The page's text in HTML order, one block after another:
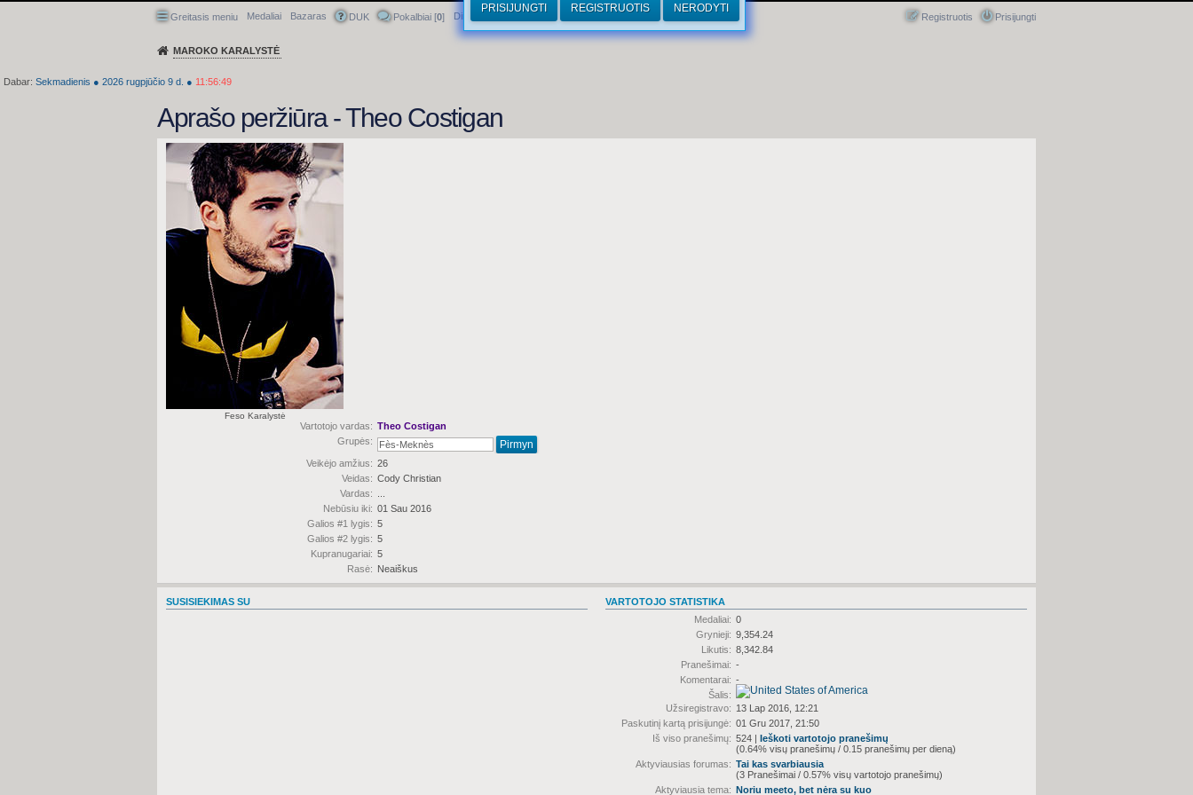
Greitasis meniu Medaliai Bazaras DUK Pokalbiai [0] Dirhamai Prisijungti
Registruotis
MAROKO KARALYSTĖ
Dabar: Sekmadienis ● 2026 rugpjūčio 9 d. ● 11:56:50
PRISIJUNGTI REGISTRUOTIS NERODYTI
Aprašo peržiūra - Theo Costigan
Feso Karalystė
Vartotojo vardas: Theo Costigan
Grupės:
Veikėjo amžius: 26
Veidas: Cody Christian
Vardas:
Nebūsiu iki: 01 Sau 2016
Galios #1 lygis: 5
Galios #2 lygis: 5
Kupranugariai: 5
Rasė: Neaiškus
SUSISIEKIMAS SU
VARTOTOJO STATISTIKA
Medaliai: 0
Grynieji: 9,354.24
Likutis: 8,342.84
Pranešimai: -
Komentarai: -
Šalis:
Užsiregistravo: 13 Lap 2016, 12:21
Paskutinį kartą prisijungė: 01 Gru 2017, 21:50
Iš viso pranešimų: 524 |Ieškoti vartotojo pranešimų
(0.64% visų pranešimų / 0.15 pranešimų per dieną)
Aktyviausias forumas: Tai kas svarbiausia
(3 Pranešimai / 0.57% visų vartotojo pranešimų)
Aktyviausia tema: Noriu meeto, bet nėra su kuo